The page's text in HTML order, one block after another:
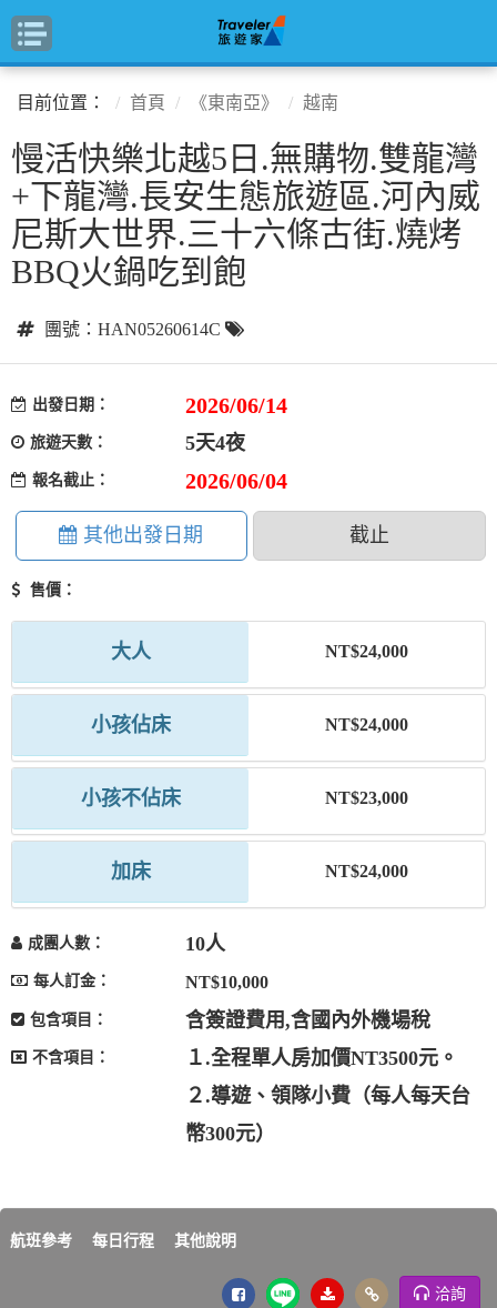
目前位置： 首頁 《東南亞》 越南
慢活快樂北越5日.無購物.雙龍灣
+下龍灣.長安生態旅遊區.河內威
尼斯大世界.三十六條古街.燒烤
BBQ火鍋吃到飽
團號：HAN05260614C
出發日期： 2026/06/14
旅遊天數： 5天4夜
報名截止： 2026/06/04
其他出發日期 截止
售價：
大人 NT$24,000
小孩佔床 NT$24,000
小孩不佔床 NT$23,000
加床 NT$24,000
成團人數： 10人
每人訂金： NT$10,000
包含項目： 含簽證費用,含國內外機場稅
不含項目：
１.全程單人房加價NT3500元。
２.導遊、領隊小費（每人每天台
幣300元）
航班參考 每日行程 其他說明
洽詢